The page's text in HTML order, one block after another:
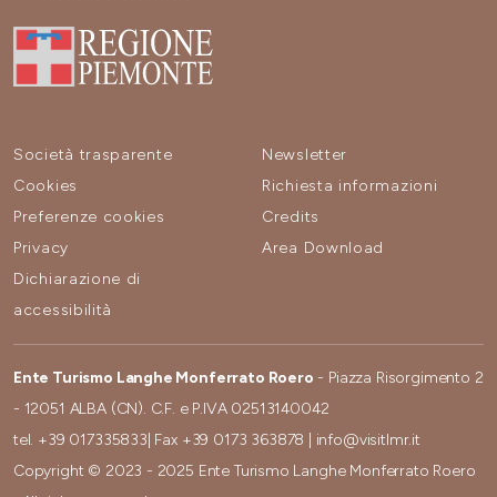
Società trasparente
Cookies
Preferenze cookies
Privacy
Dichiarazione di
accessibilità
Newsletter
Richiesta informazioni
Credits
Area Download
Ente Turismo Langhe Monferrato Roero - Piazza Risorgimento 2
- 12051 ALBA (CN). C.F. e P.IVA 02513140042
tel. +39 017335833 | Fax +39 0173 363878
info@visitlmr.it
Copyright © 2023 - 2025 Ente Turismo Langhe Monferrato Roero